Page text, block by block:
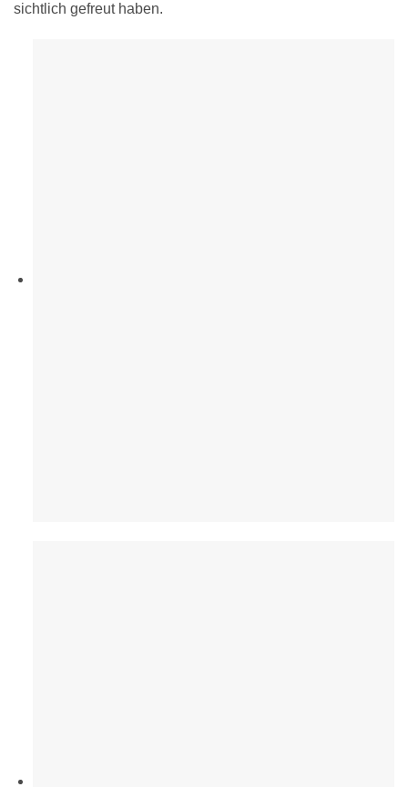
sichtlich gefreut haben.